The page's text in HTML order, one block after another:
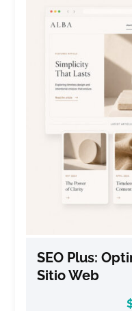
SEO Plus:
Sitio Web